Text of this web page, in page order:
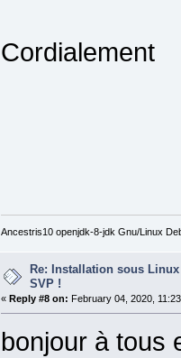
Cordialement
Ancestris10 openjdk-8-jdk Gnu/Linux
Re: Installation sous
SVP !
« Reply #8 on: February 04, 2020,
bonjour à tous